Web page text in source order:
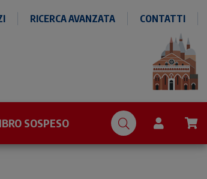
RICERCA AVANZATA CONTATTI
SOSPESO